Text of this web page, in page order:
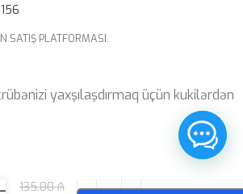
SATIŞ PLATFORMASI.
yaxşılaşdırmaq üçün kukilərdən
135.00₼